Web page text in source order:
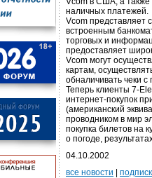
наличных платежей.
Vcom представляет
встроенным
торговых и
предоставляет
Vcom могут
картам,
обналичивать чеки
Теперь клиенты 7-
интернет-покупок
(американский
проводником в мир
покупка билетов на
о погоде,
04.10.2002
все новости